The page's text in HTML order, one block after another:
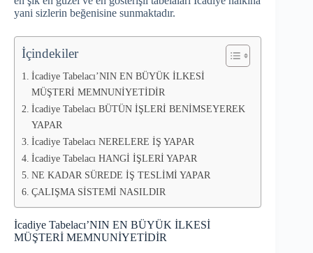
yani sizlerin beğenisine sunmaktadır.
İçindekiler
İcadiye Tabelacı’NIN EN BÜYÜK İLKESİ
MÜŞTERİ MEMNUNİYETİDİR
İcadiye Tabelacı BÜTÜN İŞLERİ BENİMSEYEREK
YAPAR
İcadiye Tabelacı NERELERE İŞ YAPAR
İcadiye Tabelacı HANGİ İŞLERİ YAPAR
NE KADAR SÜREDE İŞ TESLİMİ YAPAR
ÇALIŞMA SİSTEMİ NASILDIR
İcadiye Tabelacı’NIN EN BÜYÜK İLKESİ
MÜŞTERİ MEMNUNİYETİDİR